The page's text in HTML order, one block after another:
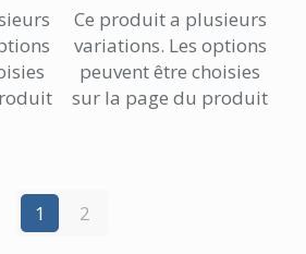
Ce produit a plusieurs
variations. Les options
peuvent être choisies
sur la page du produit
1 2